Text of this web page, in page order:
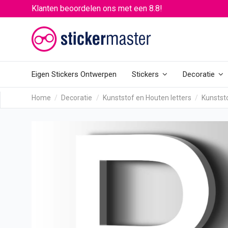
Klanten beoordelen ons met een 8.8!
Eigen Stickers Ontwerpen Stickers Decoratie
Home Decoratie Kunststof en Houten letters